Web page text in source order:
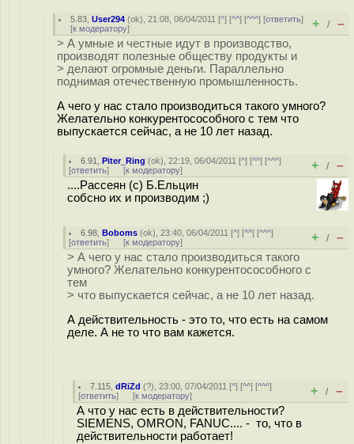
5.83 ,User294 (ok), 21:08, 06/04/2011 [^] [^^] [^^^] [ответить]
[к модератору] + / –
> А умные и честные идут в производство,
производят полезные обществу продукты и
> делают огромные деньги. Параллельно
поднимая отечественную промышленность.
А чего у нас стало производиться такого умного?
Желательно конкурентосособного с тем что
выпускается сейчас, а не 10 лет назад.
6.91 ,Piter_Ring (ok), 22:19, 06/04/2011 [^] [^^] [^^^]
[ответить] [к модератору] + / –
....Рассеян (с) Б.Ельцин
собсно их и производим ;)
6.98 ,Boboms (ok), 23:40, 06/04/2011 [^] [^^] [^^^]
[ответить] [к модератору] + / –
> А чего у нас стало производиться такого
умного? Желательно конкурентосособного с
тем
> что выпускается сейчас, а не 10 лет назад.
А действительность - это то, что есть на самом
деле. А не то что вам кажется.
7.115 ,dRiZd (?), 23:00, 07/04/2011 [^] [^^] [^^^]
[ответить] [к модератору] + / –
А что у нас есть в действительности?
SIEMENS, OMRON, FANUC.... - то, что в
действительности работает!